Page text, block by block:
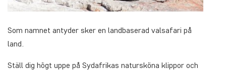
Som namnet antyder sker en landbaserad valsafari på
land.
Ställ dig högt uppe på Sydafrikas natursköna klippor och